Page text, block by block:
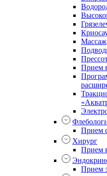
Массаж
Прием
Прием
Хирург
Прием
Прием